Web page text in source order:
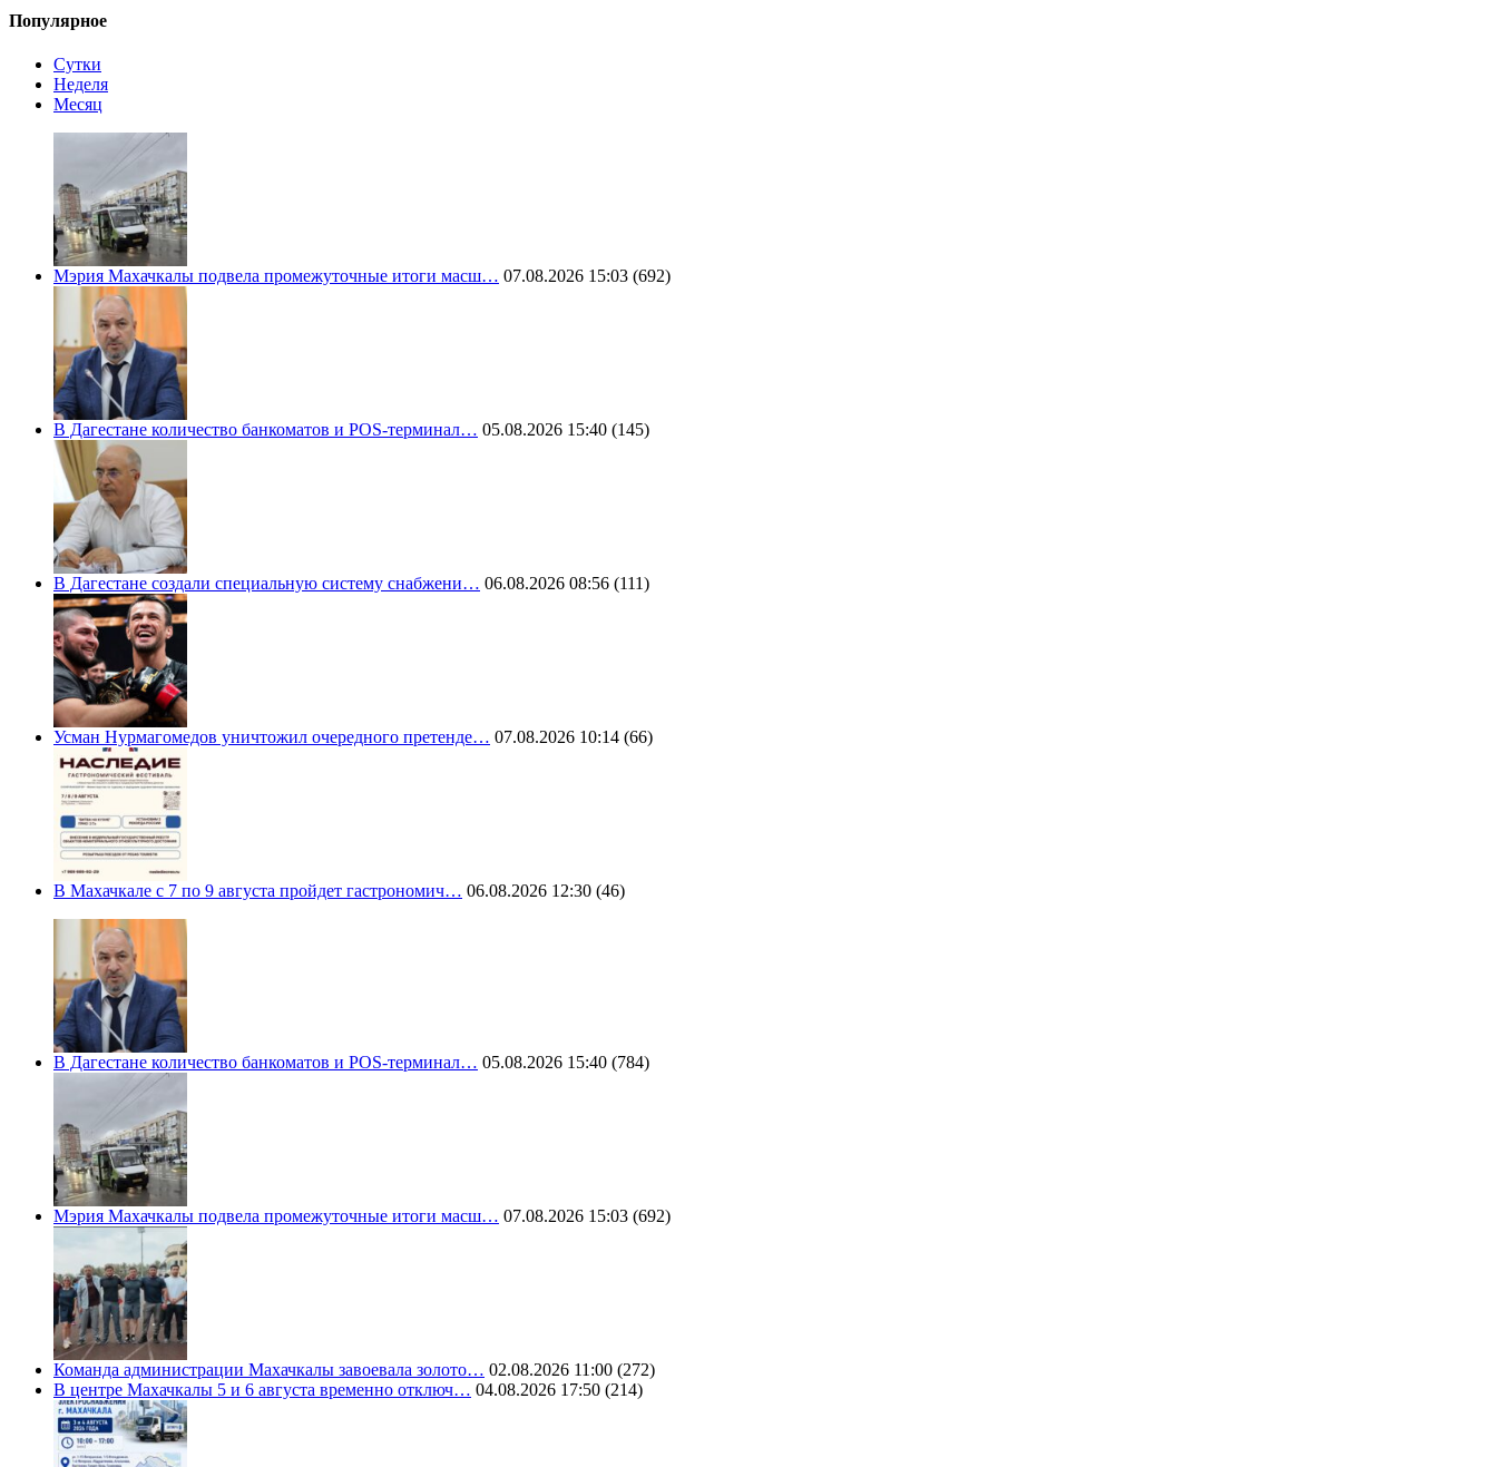
Популярное
Сутки
Неделя
Месяц
Мэрия Махачкалы подвела промежуточные итоги масш… 07.08.2026 15:03 (692)
В Дагестане количество банкоматов и POS-терминал… 05.08.2026 15:40 (145)
В Дагестане создали специальную систему снабжени… 06.08.2026 08:56 (111)
Усман Нурмагомедов уничтожил очередного претенде… 07.08.2026 10:14 (66)
В Махачкале с 7 по 9 августа пройдет гастрономич… 06.08.2026 12:30 (46)
В Дагестане количество банкоматов и POS-терминал… 05.08.2026 15:40 (784)
Мэрия Махачкалы подвела промежуточные итоги масш… 07.08.2026 15:03 (692)
Команда администрации Махачкалы завоевала золото… 02.08.2026 11:00 (272)
В центре Махачкалы 5 и 6 августа временно отключ… 04.08.2026 17:50 (214)